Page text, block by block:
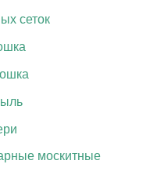
сеток
москитные